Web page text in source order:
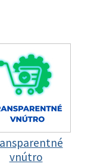
vnútro